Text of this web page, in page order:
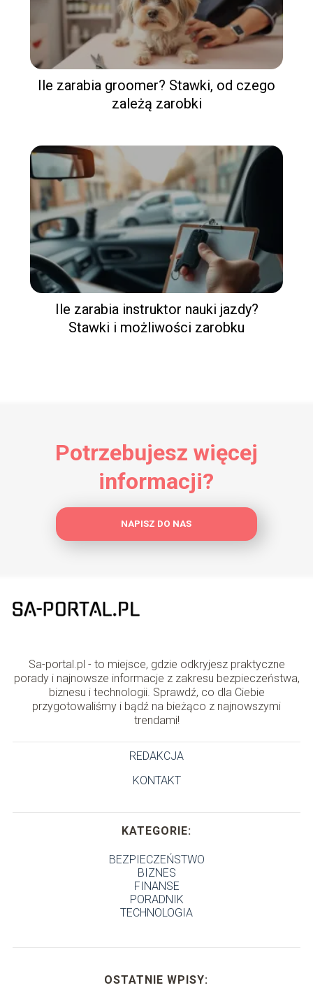
Ile zarabia groomer? Stawki, od czego
zależą zarobki
Ile zarabia instruktor nauki jazdy?
Stawki i możliwości zarobku
Potrzebujesz więcej
informacji?
NAPISZ DO NAS
Sa-portal.pl - to miejsce, gdzie odkryjesz praktyczne
porady i najnowsze informacje z zakresu bezpieczeństwa,
biznesu i technologii. Sprawdź, co dla Ciebie
przygotowaliśmy i bądź na bieżąco z najnowszymi
trendami!
REDAKCJA
KONTAKT
KATEGORIE:
BEZPIECZEŃSTWO
BIZNES
FINANSE
PORADNIK
TECHNOLOGIA
OSTATNIE WPISY: